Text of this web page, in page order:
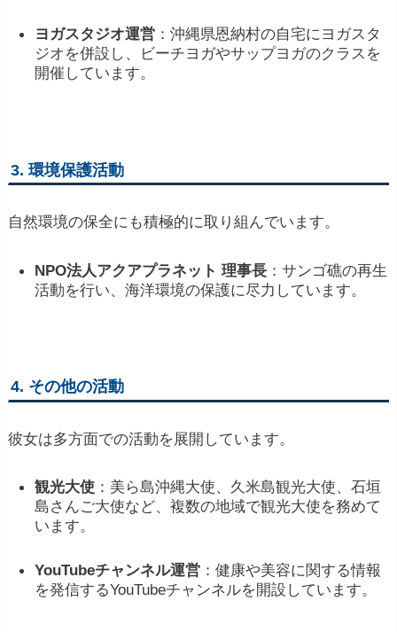
ヨガスタジオ運営 ： 沖縄県恩納村の自宅にヨガスタ
ジオ を併設 し、 ビーチヨガやサップヨガのクラス を
開催 してい ます。
3. 環境保護活動
自然環境の保全に も積極的に取り 組んでい ます。
NPO法人アクアプラネット 理事長 ： サンゴ礁の再生
活動を行い、 海洋環境の保護に尽力 してい ます。
4. その他の活動
彼女は多方面での活動を展開 してい ます。
観光大使 ： 美 ら島沖縄大使、 久米島観光大使、 石垣
島さんご大使など、 複数の地域で観光大使を務めて
い ます。
YouTubeチャンネル運営 ： 健康や美容に関する情報
を発信するYouTubeチャンネルを開設 してい ます。